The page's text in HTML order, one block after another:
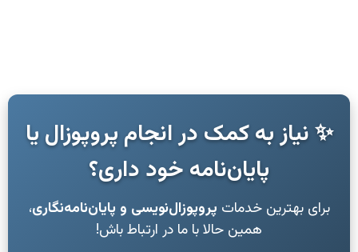
✨ نیاز به کمک در انجام پروپوزال یا
پایان‌نامه خود داری؟
برای بهترین خدماتپروپوزال‌نویسی و پایان‌نامه‌نگاری،
همین حالا با ما در ارتباط باش!